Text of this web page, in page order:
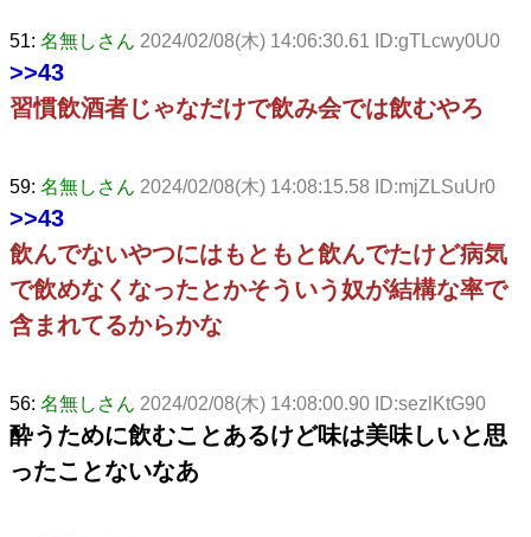
51: 名無しさん 2024/02/08(木) 14:06:30.61 ID:gTLcwy0U0
>>43
習慣飲酒者じゃなだけで飲み会では飲むやろ
59: 名無しさん 2024/02/08(木) 14:08:15.58 ID:mjZLSuUr0
>>43
飲んでないやつにはもともと飲んでたけど病気
で飲めなくなったとかそういう奴が結構な率で
含まれてるからかな
56: 名無しさん 2024/02/08(木) 14:08:00.90 ID:sezlKtG90
酔うために飲むことあるけど味は美味しいと思
ったことないなあ